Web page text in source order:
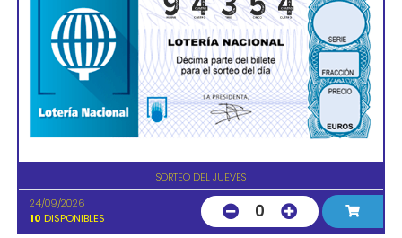
SORTEO DEL JUEVES
24/09/2026
10 DISPONIBLES 0